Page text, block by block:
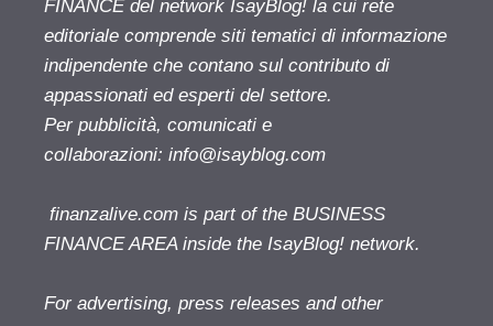
FINANCE del network IsayBlog! la cui rete
editoriale comprende siti tematici di informazione
indipendente che contano sul contributo di
appassionati ed esperti del settore.
Per pubblicità, comunicati e
collaborazioni: info@isayblog.com
finanzalive.com is part of the BUSINESS
FINANCE AREA inside the IsayBlog! network.
For advertising, press releases and other